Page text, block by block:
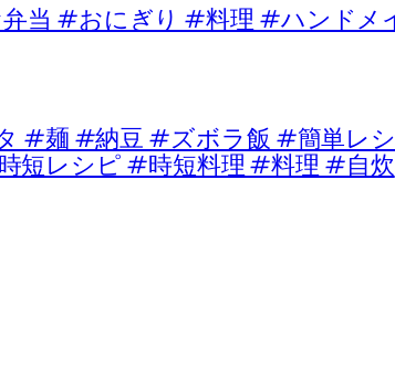
当 #おにぎり #料理 #ハンドメ
#麺 #納豆 #ズボラ飯 #簡単レ
短レシピ #時短料理 #料理 #自炊